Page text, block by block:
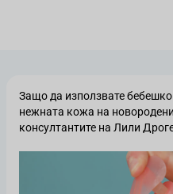
Защо да използвате
нежната кожа на
консултантите на Лили